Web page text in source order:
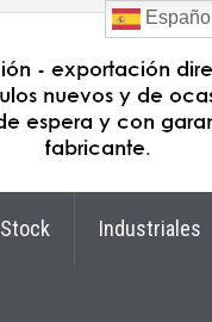
Stock Industriales
Español